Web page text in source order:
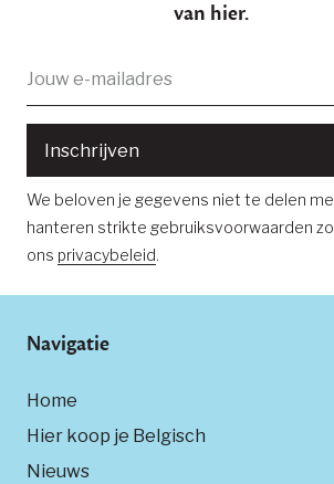
van hier.
Je bent succesvol
E-
mailadres:
Inschrijven
We beloven je gegevens niet te delen
hanteren strikte gebruiksvoorwaarden
ons privacybeleid.
Navigatie
Home
Hier koop je Belgisch
Nieuws